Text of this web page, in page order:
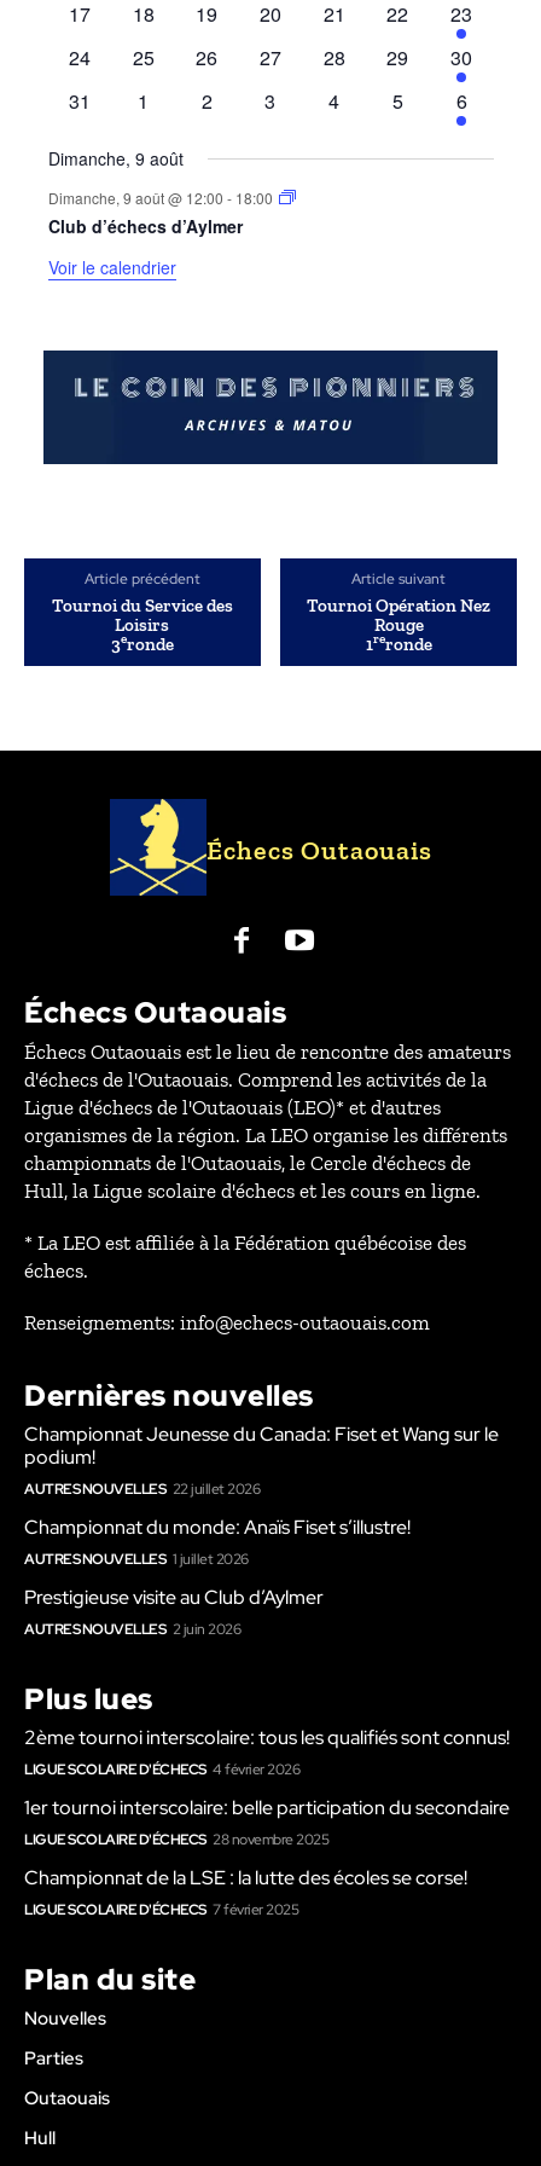
0
17
0
18
0
19
0
20
0
21
0
évènements
22
1
23
0
24
0
25
0
26
0
27
0
28
0
évènements
29
1
30
0
31
0
1
0
2
0
3
0
4
0
évènements
5
1
6
Dimanche, 9 août
Dimanche, 9 août @ 12:00 - 18:00
Club d’échecs d’Aylmer
Voir le calendrier
Article précédent
Tournoi du Service des
Loisirs
3eronde
Article suivant
Tournoi Opération Nez
Rouge
1reronde
Échecs Outaouais
Échecs Outaouais
Échecs Outaouais est le lieu de rencontre des amateurs
d'échecs de l'Outaouais. Comprend les activités de la
Ligue d'échecs de l'Outaouais (LEO)* et d'autres
organismes de la région. La LEO organise les différents
championnats de l'Outaouais, le Cercle d'échecs de
Hull, la Ligue scolaire d'échecs et les cours en ligne.
* La LEO est affiliée à la Fédération québécoise des
échecs.
Renseignements: info@echecs-outaouais.com
Dernières nouvelles
Championnat Jeunesse du Canada: Fiset et Wang sur le
podium!
AUTRES NOUVELLES 22 juillet 2026
Championnat du monde: Anaïs Fiset s’illustre!
AUTRES NOUVELLES 1 juillet 2026
Prestigieuse visite au Club d’Aylmer
AUTRES NOUVELLES 2 juin 2026
Plus lues
2ème tournoi interscolaire: tous les qualifiés sont connus!
LIGUE SCOLAIRE D'ÉCHECS 4 février 2026
1er tournoi interscolaire: belle participation du secondaire
LIGUE SCOLAIRE D'ÉCHECS 28 novembre 2025
Championnat de la LSE : la lutte des écoles se corse!
LIGUE SCOLAIRE D'ÉCHECS 7 février 2025
Plan du site
Nouvelles
Parties
Outaouais
Hull